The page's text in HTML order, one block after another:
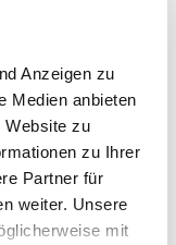
Anzeigen zu
Medien anbieten
Website zu
zu Ihrer
Partner für
weiter. Unsere
mit